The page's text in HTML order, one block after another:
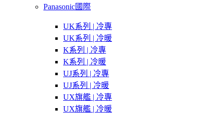
Panasonic國際
UK系列 | 冷專
UK系列 | 冷暖
K系列 | 冷專
K系列 | 冷暖
UJ系列 | 冷專
UJ系列 | 冷暖
UX旗艦 | 冷專
UX旗艦 | 冷暖